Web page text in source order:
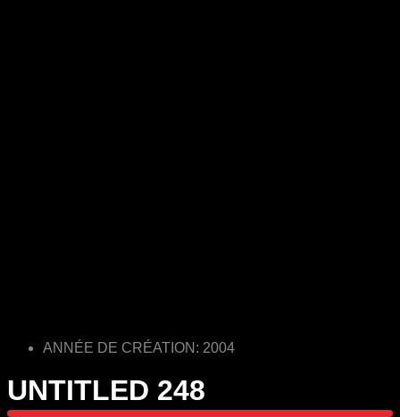
ANNÉE DE CRÉATION: 2004
UNTITLED 248